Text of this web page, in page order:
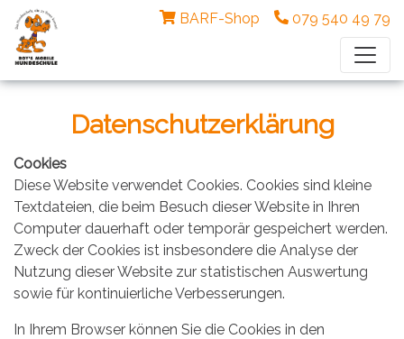
BARF-Shop 079 540 49 79
Datenschutzerklärung
Cookies
Diese Website verwendet Cookies. Cookies sind kleine
Textdateien, die beim Besuch dieser Website in Ihren
Computer dauerhaft oder temporär gespeichert werden.
Zweck der Cookies ist insbesondere die Analyse der
Nutzung dieser Website zur statistischen Auswertung
sowie für kontinuierliche Verbesserungen.
In Ihrem Browser können Sie die Cookies in den